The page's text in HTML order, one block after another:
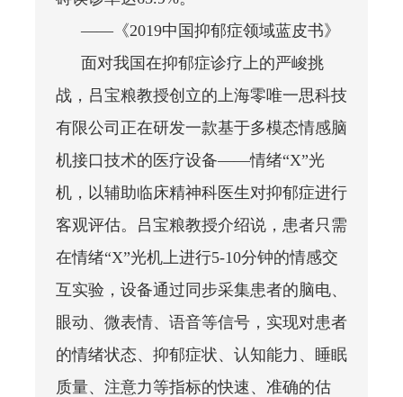
——《2019中国抑郁症领域蓝皮书》
面对我国在抑郁症诊疗上的严峻挑
战，吕宝粮教授创立的上海零唯一思科技
有限公司正在研发一款基于多模态情感脑
机接口技术的医疗设备——情绪“X”光
机，以辅助临床精神科医生对抑郁症进行
客观评估。吕宝粮教授介绍说，患者只需
在情绪“X”光机上进行5-10分钟的情感交
互实验，设备通过同步采集患者的脑电、
眼动、微表情、语音等信号，实现对患者
的情绪状态、抑郁症状、认知能力、睡眠
质量、注意力等指标的快速、准确的估